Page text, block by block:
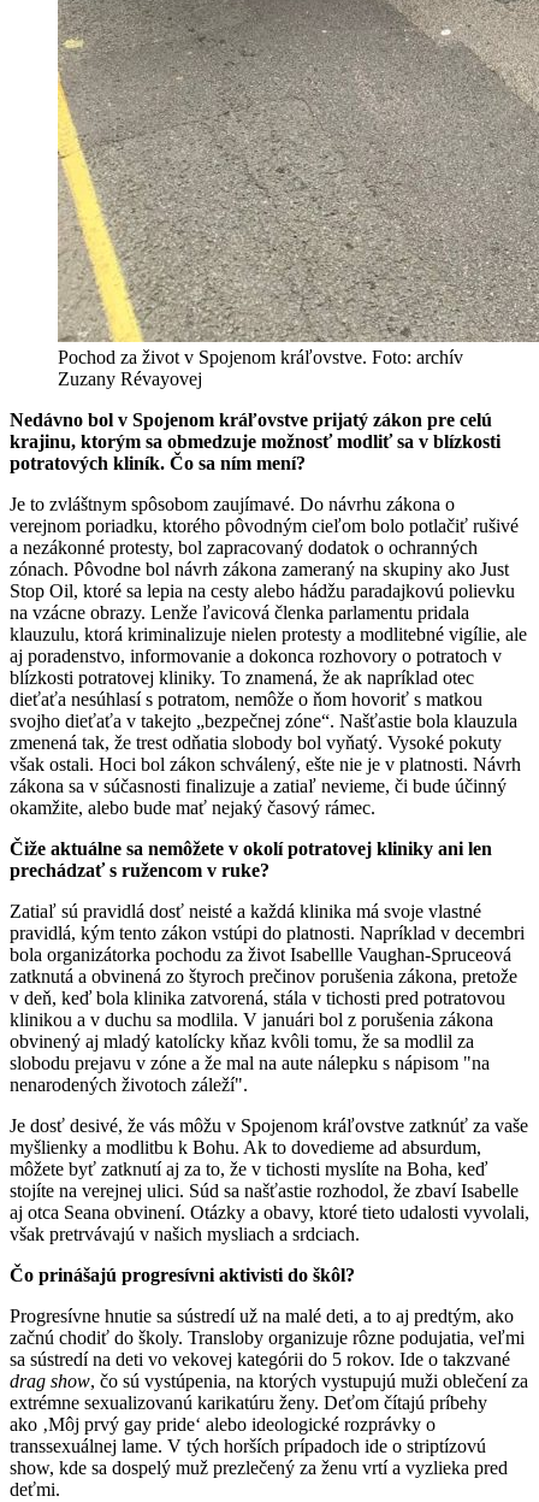
Pochod za život v Spojenom kráľovstve. Foto: archív
Zuzany Révayovej
Nedávno bol v Spojenom kráľovstve prijatý zákon pre celú
krajinu, ktorým sa obmedzuje možnosť modliť sa v blízkosti
potratových kliník. Čo sa ním mení?
Je to zvláštnym spôsobom zaujímavé. Do návrhu zákona o
verejnom poriadku, ktorého pôvodným cieľom bolo potlačiť rušivé
a nezákonné protesty, bol zapracovaný dodatok o ochranných
zónach. Pôvodne bol návrh zákona zameraný na skupiny ako Just
Stop Oil, ktoré sa lepia na cesty alebo hádžu paradajkovú polievku
na vzácne obrazy. Lenže ľavicová členka parlamentu pridala
klauzulu, ktorá kriminalizuje nielen protesty a modlitebné vigílie, ale
aj poradenstvo, informovanie a dokonca rozhovory o potratoch v
blízkosti potratovej kliniky. To znamená, že ak napríklad otec
dieťaťa nesúhlasí s potratom, nemôže o ňom hovoriť s matkou
svojho dieťaťa v takejto „bezpečnej zóne“. Našťastie bola klauzula
zmenená tak, že trest odňatia slobody bol vyňatý. Vysoké pokuty
však ostali. Hoci bol zákon schválený, ešte nie je v platnosti. Návrh
zákona sa v súčasnosti finalizuje a zatiaľ nevieme, či bude účinný
okamžite, alebo bude mať nejaký časový rámec.
Čiže aktuálne sa nemôžete v okolí potratovej kliniky ani len
prechádzať s ružencom v ruke?
Zatiaľ sú pravidlá dosť neisté a každá klinika má svoje vlastné
pravidlá, kým tento zákon vstúpi do platnosti. Napríklad v decembri
bola organizátorka pochodu za život Isabellle Vaughan-Spruceová
zatknutá a obvinená zo štyroch prečinov porušenia zákona, pretože
v deň, keď bola klinika zatvorená, stála v tichosti pred potratovou
klinikou a v duchu sa modlila. V januári bol z porušenia zákona
obvinený aj mladý katolícky kňaz kvôli tomu, že sa modlil za
slobodu prejavu v zóne a že mal na aute nálepku s nápisom "na
nenarodených životoch záleží".
Je dosť desivé, že vás môžu v Spojenom kráľovstve zatknúť za vaše
myšlienky a modlitbu k Bohu. Ak to dovedieme ad absurdum,
môžete byť zatknutí aj za to, že v tichosti myslíte na Boha, keď
stojíte na verejnej ulici. Súd sa našťastie rozhodol, že zbaví Isabelle
aj otca Seana obvinení. Otázky a obavy, ktoré tieto udalosti vyvolali,
však pretrvávajú v našich mysliach a srdciach.
Čo prinášajú progresívni aktivisti do škôl?
Progresívne hnutie sa sústredí už na malé deti, a to aj predtým, ako
začnú chodiť do školy. Transloby organizuje rôzne podujatia, veľmi
sa sústredí na deti vo vekovej kategórii do 5 rokov. Ide o takzvané
drag show, čo sú vystúpenia, na ktorých vystupujú muži oblečení za
extrémne sexualizovanú karikatúru ženy. Deťom čítajú príbehy
ako ‚Môj prvý gay pride‘ alebo ideologické rozprávky o
transsexuálnej lame. V tých horších prípadoch ide o striptízovú
show, kde sa dospelý muž prezlečený za ženu vrtí a vyzlieka pred
deťmi.